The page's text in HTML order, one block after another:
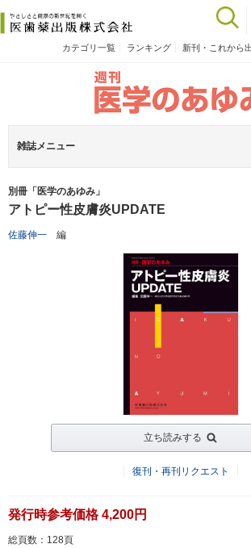
カテゴリ一覧 ランキング 新刊・これから
雑誌メニュー
別冊「医学のあゆみ」
アトピー性皮膚炎UPDATE
佐藤伸一 編
立ち読みする
復刊・再刊リクエスト
発行時参考価格 4,200円
総頁数：128頁